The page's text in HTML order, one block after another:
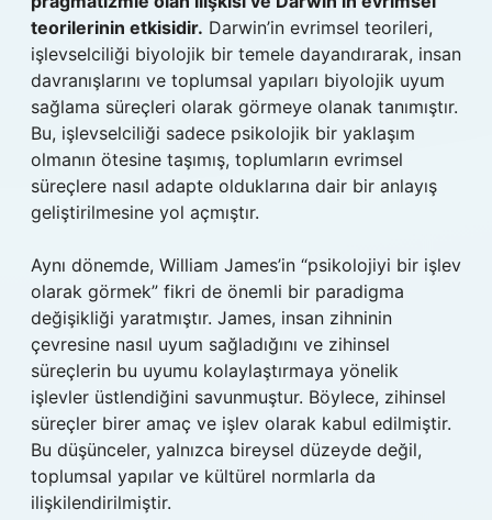
teorilerinin etkisidir. Darwin’in evrimsel teorileri,
işlevselciliği biyolojik bir temele dayandırarak, insan
davranışlarını ve toplumsal yapıları biyolojik uyum
sağlama süreçleri olarak görmeye olanak tanımıştır.
Bu, işlevselciliği sadece psikolojik bir yaklaşım
olmanın ötesine taşımış, toplumların evrimsel
süreçlere nasıl adapte olduklarına dair bir anlayış
geliştirilmesine yol açmıştır.
Aynı dönemde, William James’in “psikolojiyi bir işlev
olarak görmek” fikri de önemli bir paradigma
değişikliği yaratmıştır. James, insan zihninin
çevresine nasıl uyum sağladığını ve zihinsel
süreçlerin bu uyumu kolaylaştırmaya yönelik
işlevler üstlendiğini savunmuştur. Böylece, zihinsel
süreçler birer amaç ve işlev olarak kabul edilmiştir.
Bu düşünceler, yalnızca bireysel düzeyde değil,
toplumsal yapılar ve kültürel normlarla da
ilişkilendirilmiştir.